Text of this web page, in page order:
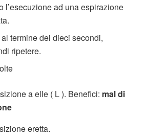
l’esecuzione ad una espirazione
termine dei dieci secondi,
ripetere.
a elle ( L ). Benefici: mal di
eretta.